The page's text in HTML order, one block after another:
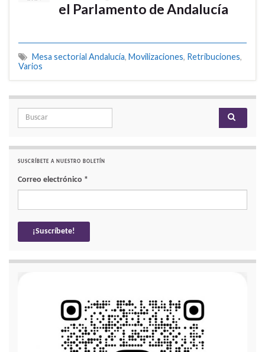
el Parlamento de Andalucía
Mesa sectorial Andalucía, Movilizaciones, Retribuciones,
Varios
Search for:
SUSCRÍBETE A NUESTRO BOLETÍN
Correo electrónico *